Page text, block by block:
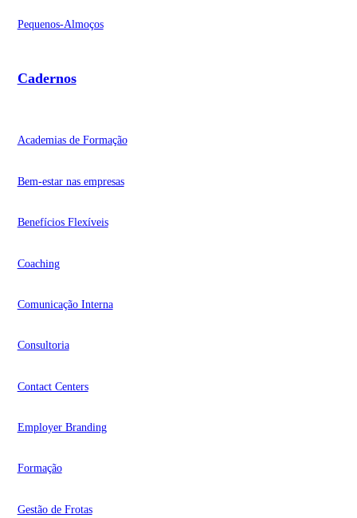
Pequenos-Almoços
Cadernos
Academias de Formação
Bem-estar nas empresas
Benefícios Flexíveis
Coaching
Comunicação Interna
Consultoria
Contact Centers
Employer Branding
Formação
Gestão de Frotas